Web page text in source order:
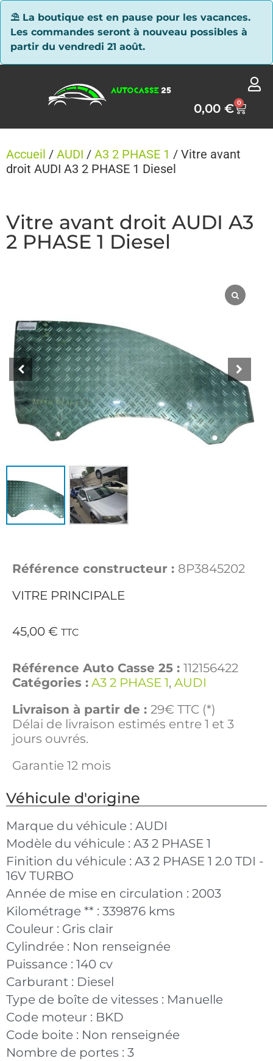
⛱ La boutique est en pause pour les vacances.
Les commandes seront à nouveau possibles à
partir du vendredi 21 août.
0,00€ 0
Accueil / AUDI / A3 2 PHASE 1 / Vitre avant
droit AUDI A3 2 PHASE 1 Diesel
Vitre avant droit AUDI A3
2 PHASE 1 Diesel
Référence constructeur : 8P3845202
VITRE PRINCIPALE
45,00 € TTC
Référence Auto Casse 25 : 112156422
Catégories : A3 2 PHASE 1, AUDI
Livraison à partir de : 29€ TTC (*)
Délai de livraison estimés entre 1 et 3
jours ouvrés.
Garantie 12 mois
Véhicule d'origine
Marque du véhicule : AUDI
Modèle du véhicule : A3 2 PHASE 1
Finition du véhicule : A3 2 PHASE 1 2.0 TDI -
16V TURBO
Année de mise en circulation : 2003
Kilométrage ** : 339876 kms
Couleur : Gris clair
Cylindrée : Non renseignée
Puissance : 140 cv
Carburant : Diesel
Type de boîte de vitesses : Manuelle
Code moteur : BKD
Code boite : Non renseignée
Nombre de portes : 3
Panneau de gestion des cookies